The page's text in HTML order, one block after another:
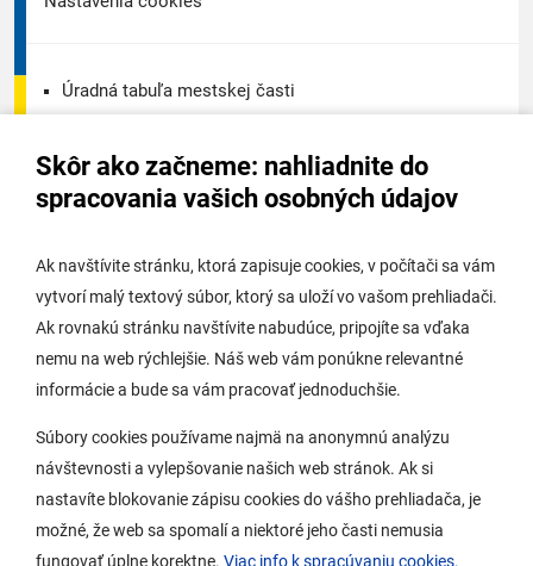
Skôr ako začneme: nahliadnite do
spracovania vašich osobných údajov
Ak navštívite stránku, ktorá zapisuje cookies, v počítači sa vám
vytvorí malý textový súbor, ktorý sa uloží vo vašom prehliadači.
Ak rovnakú stránku navštívite nabudúce, pripojíte sa vďaka
nemu na web rýchlejšie. Náš web vám ponúkne relevantné
informácie a bude sa vám pracovať jednoduchšie.
Súbory cookies používame najmä na anonymnú analýzu
návštevnosti a vylepšovanie našich web stránok. Ak si
nastavíte blokovanie zápisu cookies do vášho prehliadača, je
možné, že web sa spomalí a niektoré jeho časti nemusia
fungovať úplne korektne. Viac info k spracúvaniu cookies.
Úradná tabuľa mestskej časti
Úradná tabuľa stavebného úradu
Potrebujem vybaviť
Samospráva
O Lamači
Mobilná aplikácia